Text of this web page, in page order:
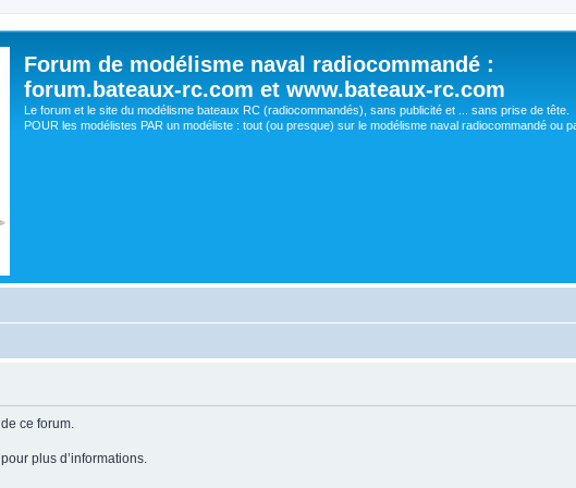
Forum de modélisme naval radiocommandé :
forum.bateaux-rc.com et www.bateaux-rc.com
Le forum et le site du modélisme bateaux RC (radiocommandés), sans publicité et ... sans prise de tête.
POUR les modélistes PAR un modéliste : tout (ou presque) sur le modélisme naval radiocommandé ou
de ce forum.
pour plus d’informations.